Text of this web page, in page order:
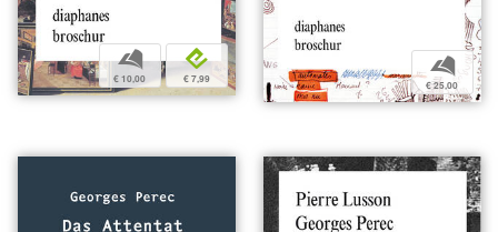
b
€ 10,00
e
€ 7,99
b
€ 25,00